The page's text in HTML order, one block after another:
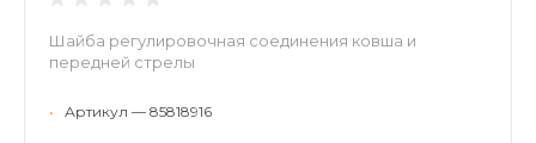
Шайба регулировочная соединения ковша и
передней стрелы
• Артикул — 85818916